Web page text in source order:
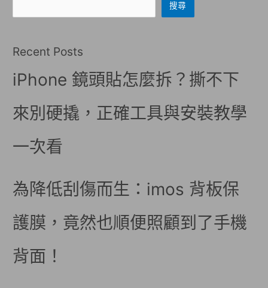
搜尋
Recent Posts
iPhone 鏡頭貼怎麼拆？撕不下
來別硬撬，正確工具與安裝教學
一次看
為降低刮傷而生：imos 背板保
護膜，竟然也順便照顧到了手機
背面！